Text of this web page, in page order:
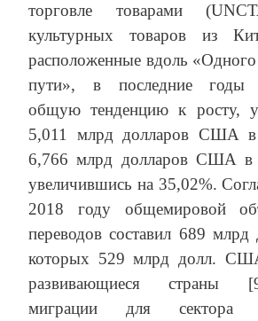
торговле товарами
культурных товаров из
расположенные вдоль
пути», в последние годы
общую тенденцию к росту,
5,011 млрд долларов США
6,766 млрд долларов США в
увеличившись на 35,02%.
2018 году общемировой
переводов составил 689
которых 529 млрд долл.
развивающиеся страны
миграции для сектора